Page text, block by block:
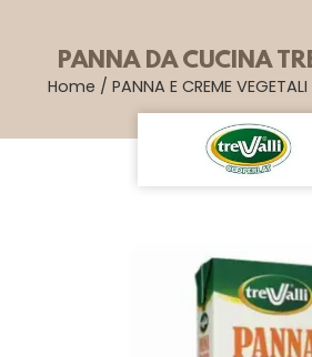
PANNA DA CUCINA
Home / PANNA E CREME VEGETALI